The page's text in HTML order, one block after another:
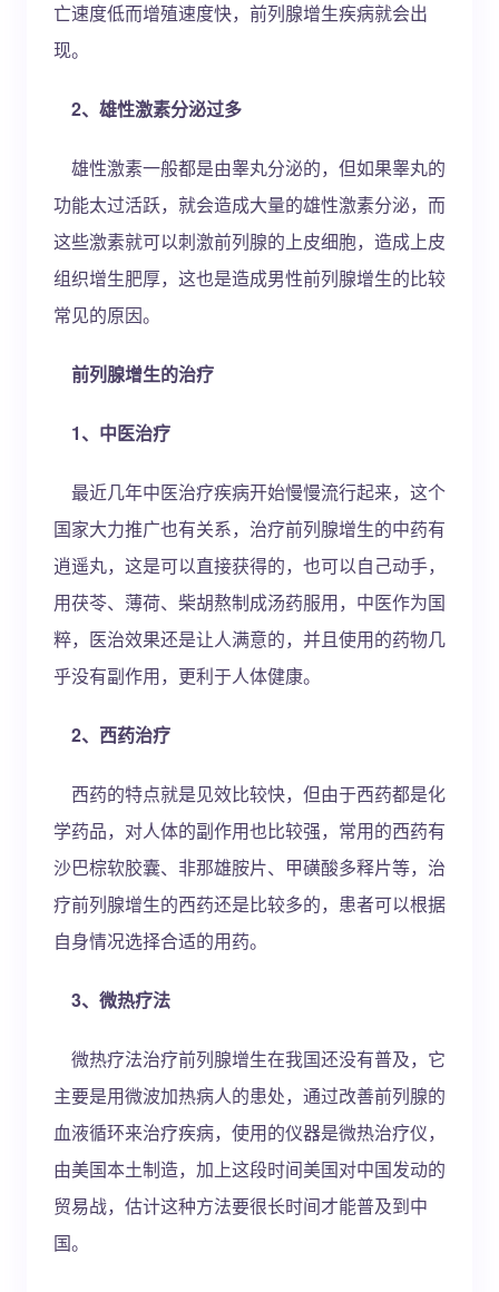
亡速度低而增殖速度快，前列腺增生疾病就会出
现。
2、雄性激素分泌过多
雄性激素一般都是由睾丸分泌的，但如果睾丸的
功能太过活跃，就会造成大量的雄性激素分泌，而
这些激素就可以刺激前列腺的上皮细胞，造成上皮
组织增生肥厚，这也是造成男性前列腺增生的比较
常见的原因。
前列腺增生的治疗
1、中医治疗
最近几年中医治疗疾病开始慢慢流行起来，这个
国家大力推广也有关系，治疗前列腺增生的中药有
逍遥丸，这是可以直接获得的，也可以自己动手，
用茯苓、薄荷、柴胡熬制成汤药服用，中医作为国
粹，医治效果还是让人满意的，并且使用的药物几
乎没有副作用，更利于人体健康。
2、西药治疗
西药的特点就是见效比较快，但由于西药都是化
学药品，对人体的副作用也比较强，常用的西药有
沙巴棕软胶囊、非那雄胺片、甲磺酸多释片等，治
疗前列腺增生的西药还是比较多的，患者可以根据
自身情况选择合适的用药。
3、微热疗法
微热疗法治疗前列腺增生在我国还没有普及，它
主要是用微波加热病人的患处，通过改善前列腺的
血液循环来治疗疾病，使用的仪器是微热治疗仪，
由美国本土制造，加上这段时间美国对中国发动的
贸易战，估计这种方法要很长时间才能普及到中
国。